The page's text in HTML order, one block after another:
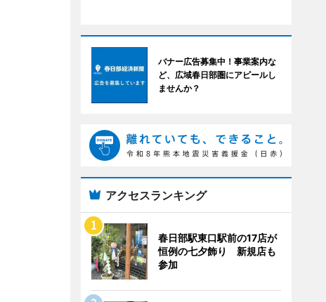
バナー広告募集中！事業案内な
ど、広域春日部圏にアピールし
ませんか？
アクセスランキング
春日部駅東口駅前の17店が
恒例の七夕飾り 新規店も
参加